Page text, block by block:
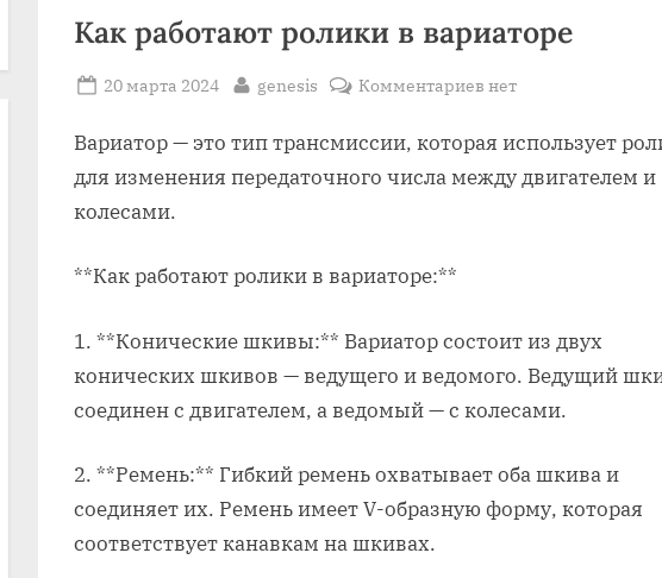
Как работают ролики в вариаторе
Posted
20 марта 2024 By
genesis Комментариев к
Как
работают
нет
Вариатор — это тип трансмиссии, которая использует
для изменения передаточного числа между двигателем и
колесами.
**Как работают ролики в вариаторе:**
1. **Конические шкивы:** Вариатор состоит из двух
конических шкивов — ведущего и ведомого. Ведущий
соединен с двигателем, а ведомый — с колесами.
2. **Ремень:** Гибкий ремень охватывает оба шкива и
соединяет их. Ремень имеет V-образную форму, которая
соответствует канавкам на шкивах.